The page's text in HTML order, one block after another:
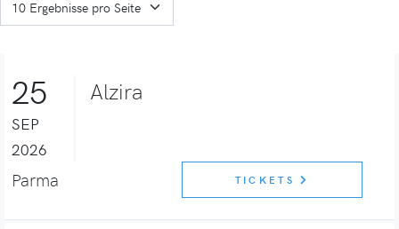
25
SEP
2026
Alzira
Parma TICKETS